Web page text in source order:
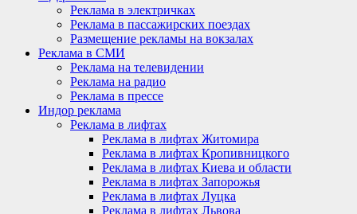
Реклама в электричках
Реклама в пассажирских поездах
Размещение рекламы на вокзалах
Реклама в СМИ
Реклама на телевидении
Реклама на радио
Реклама в прессе
Индор реклама
Реклама в лифтах
Реклама в лифтах Житомира
Реклама в лифтах Кропивницкого
Реклама в лифтах Киева и области
Реклама в лифтах Запорожья
Реклама в лифтах Луцка
Реклама в лифтах Львова